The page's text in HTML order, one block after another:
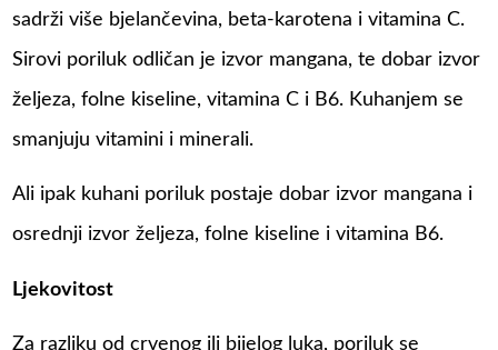
sadrži više bjelančevina, beta-karotena i vitamina C.
Sirovi poriluk odličan je izvor mangana, te dobar izvor
željeza, folne kiseline, vitamina C i B6. Kuhanjem se
smanjuju vitamini i minerali.
Ali ipak kuhani poriluk postaje dobar izvor mangana i
osrednji izvor željeza, folne kiseline i vitamina B6.
Ljekovitost
Za razliku od crvenog ili bijelog luka, poriluk se